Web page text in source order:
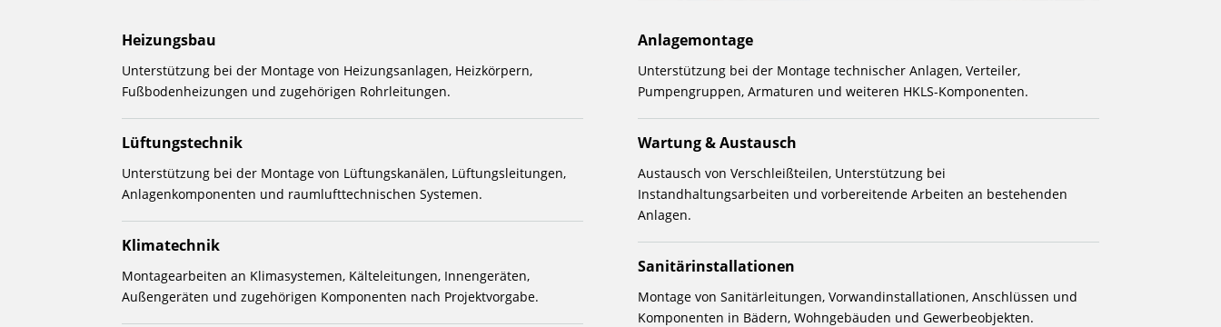
Heizungsbau
Unterstützung bei der Montage von Heizungsanlagen, Heizkörpern,
Fußbodenheizungen und zugehörigen Rohrleitungen.
Lüftungstechnik
Unterstützung bei der Montage von Lüftungskanälen, Lüftungsleitungen,
Anlagenkomponenten und raumlufttechnischen Systemen.
Klimatechnik
Montagearbeiten an Klimasystemen, Kälteleitungen, Innengeräten,
Außengeräten und zugehörigen Komponenten nach Projektvorgabe.
Anlagemontage
Unterstützung bei der Montage technischer Anlagen, Verteiler,
Pumpengruppen, Armaturen und weiteren HKLS-Komponenten.
Wartung & Austausch
Austausch von Verschleißteilen, Unterstützung bei
Instandhaltungsarbeiten und vorbereitende Arbeiten an bestehenden
Anlagen.
Sanitärinstallationen
Montage von Sanitärleitungen, Vorwandinstallationen, Anschlüssen und
Komponenten in Bädern, Wohngebäuden und Gewerbeobjekten.